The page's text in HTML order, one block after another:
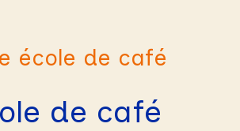
école de café
de café